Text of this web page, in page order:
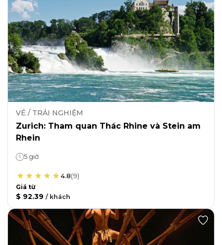
VÉ / TRẢI NGHIỆM
Zurich: Tham quan Thác Rhine và Stein am
Rhein
5 giờ
4.8(9)
Giá từ
$ 92.39 / khách